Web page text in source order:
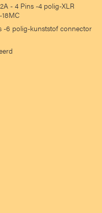
- 4 Pins -4 polig-XLR
-6 polig-kunststof connector